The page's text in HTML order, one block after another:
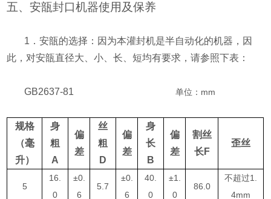
五、安瓿封口机器使用及保养
1 ．安瓿的选择：因为本灌封机是半自动化的机器，因
此，对安瓿直径大、小、长、短均有要求，请参照下表：
GB2637-81 单位：mm
规格
（毫
升）
身
粗
A
偏
差
丝
粗
D
偏
差
身
长
B
偏
差
割丝
长F
歪丝
5
16.
0
±0.
6
5.7
±0.
6
40.
0
±1.
0
86.0
不超过1.
4mm